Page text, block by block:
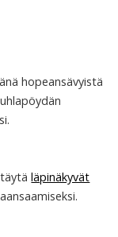
hopeansävyistä
täytäläpinäkyvät